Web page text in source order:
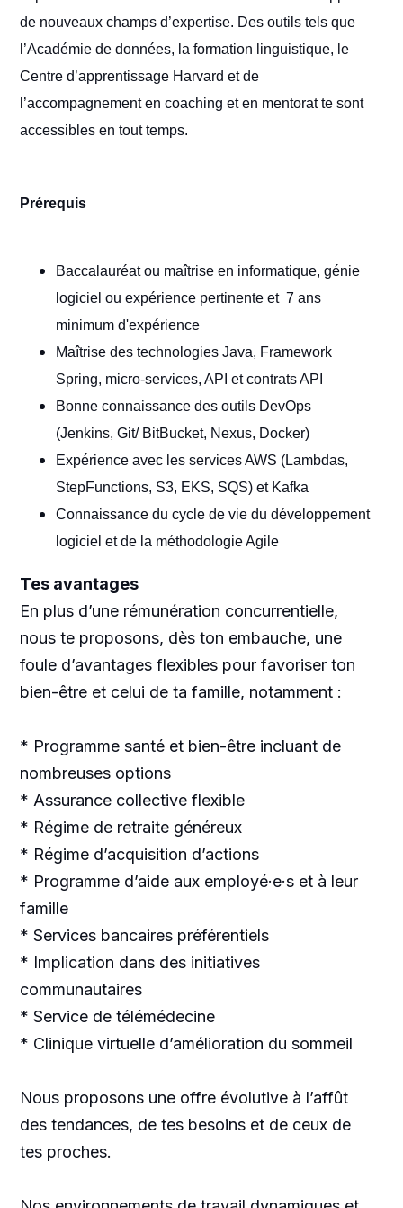
de nouveaux champs d’expertise. Des outils tels que
l’Académie de données, la formation linguistique, le
Centre d’apprentissage Harvard et de
l’accompagnement en coaching et en mentorat te sont
accessibles en tout temps.
Prérequis
Baccalauréat ou maîtrise en informatique, génie
logiciel ou expérience pertinente et 7 ans
minimum d'expérience
Maîtrise des technologies Java, Framework
Spring, micro-services, API et contrats API
Bonne connaissance des outils DevOps
(Jenkins, Git/ BitBucket, Nexus, Docker)
Expérience avec les services AWS (Lambdas,
StepFunctions, S3, EKS, SQS) et Kafka
Connaissance du cycle de vie du développement
logiciel et de la méthodologie Agile
Tes avantages
En plus d’une rémunération concurrentielle,
nous te proposons, dès ton embauche, une
foule d’avantages flexibles pour favoriser ton
bien-être et celui de ta famille, notamment :
* Programme santé et bien-être incluant de
nombreuses options
* Assurance collective flexible
* Régime de retraite généreux
* Régime d’acquisition d’actions
* Programme d’aide aux employé·e·s et à leur
famille
* Services bancaires préférentiels
* Implication dans des initiatives
communautaires
* Service de télémédecine
* Clinique virtuelle d’amélioration du sommeil
Nous proposons une offre évolutive à l’affût
des tendances, de tes besoins et de ceux de
tes proches.